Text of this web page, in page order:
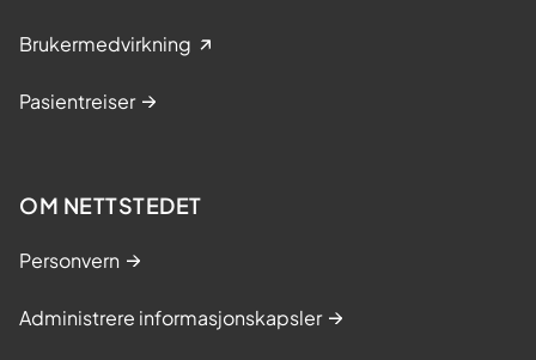
Brukermedvirkning
Pasientreiser
OM NETTSTEDET
Personvern
Administrere informasjonskapsler